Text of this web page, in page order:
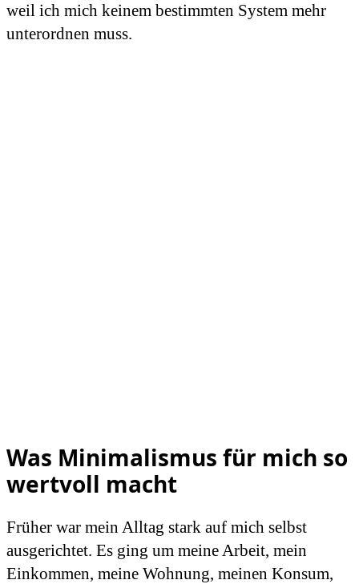
weil ich mich keinem bestimmten System mehr
unterordnen muss.
Was Minimalismus für mich so
wertvoll macht
Früher war mein Alltag stark auf mich selbst
ausgerichtet. Es ging um meine Arbeit, mein
Einkommen, meine Wohnung, meinen Konsum,